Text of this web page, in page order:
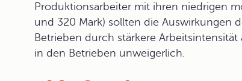
Produktionsarbeiter mit ihren niedrigen
und 320 Mark) sollten die Auswirkungen
Betrieben durch stärkere
in den Betrieben unweigerlich.